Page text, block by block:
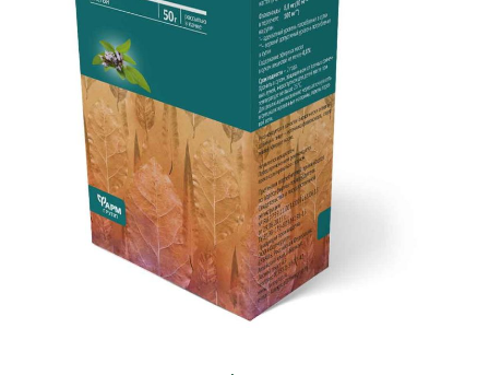
изображений